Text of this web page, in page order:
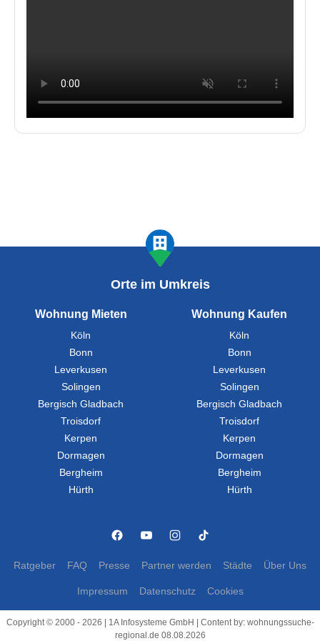
Orte im Umkreis
Wohnung Mieten
Köln
Bonn
Leverkusen
Solingen
Bergisch Gladbach
Troisdorf
Kerpen
Dormagen
Bergheim
Hürth
Wohnung Kaufen
Köln
Bonn
Leverkusen
Solingen
Bergisch Gladbach
Troisdorf
Kerpen
Dormagen
Bergheim
Hürth
Ratgeber FAQ Presse Partner werden Städte Über Uns
Impressum Datenschutz Cookies
Copyright © 2000 - 2026 | 1A Infosysteme GmbH | Content by: wohnungssuche-
regional.de 08.08.2026